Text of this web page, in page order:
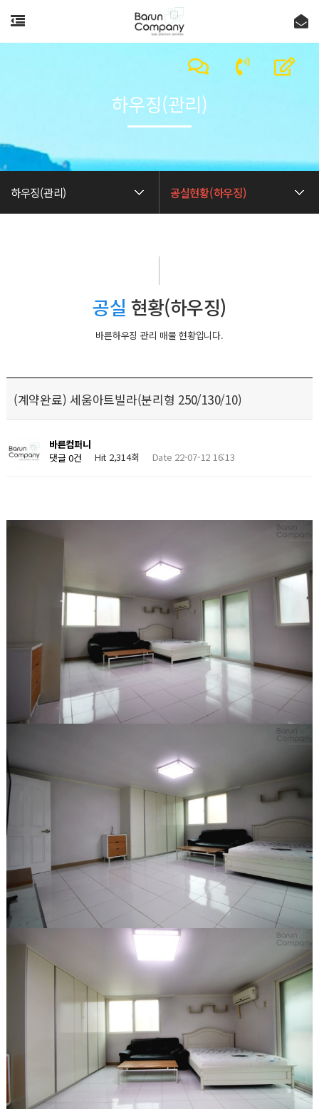
하우징(관리) 공실현황(하우징)
하우징(관리)
공실 현황(하우징)
바른하우징 관리 매물 현황입니다.
(계약완료) 세움아트빌라(분리형 250/130/10)
바른컴퍼니
댓글 0건
Hit 2,314회 Date 22-07-12 16:13